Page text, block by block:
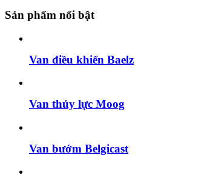
Sản phẩm nổi bật
Van điều khiển Baelz
Van thủy lực Moog
Van bướm Belgicast